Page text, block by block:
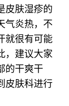
皮肤湿疹的
气炎热，不
就很有可能
，建议大家
的干爽干
皮肤科进行